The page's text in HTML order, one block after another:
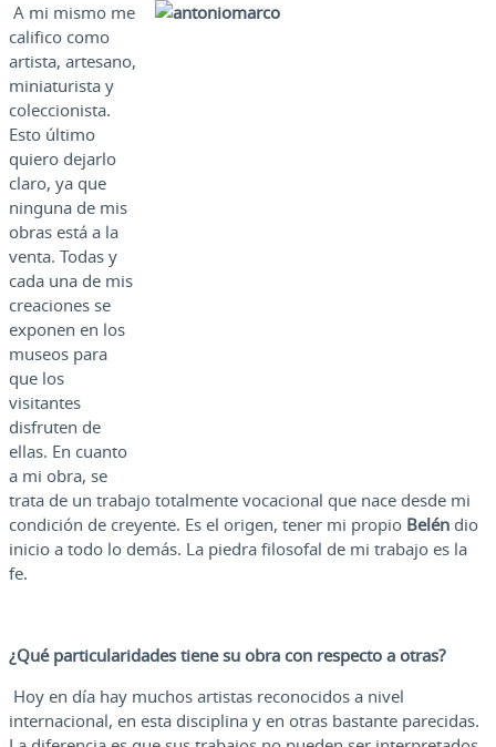
A mi mismo me
califico como
artista, artesano,
miniaturista y
coleccionista.
Esto último
quiero dejarlo
claro, ya que
ninguna de mis
obras está a la
venta. Todas y
cada una de mis
creaciones se
exponen en los
museos para
que los
visitantes
disfruten de
ellas. En cuanto
a mi obra, se
trata de un trabajo totalmente vocacional que nace desde mi
condición de creyente. Es el origen, tener mi propio Belén dio
inicio a todo lo demás. La piedra filosofal de mi trabajo es la
fe.
¿Qué particularidades tiene su obra con respecto a otras?
Hoy en día hay muchos artistas reconocidos a nivel
internacional, en esta disciplina y en otras bastante parecidas.